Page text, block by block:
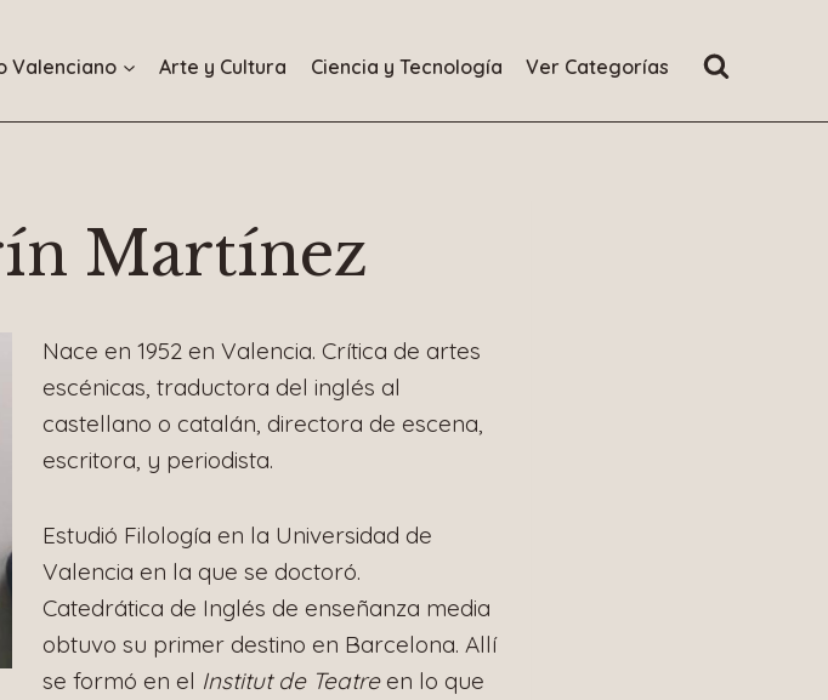
Valenciano Arte y Cultura Ciencia y Tecnología Ver Categorías
Martínez
Nace en 1952 en Valencia. Crítica de artes
escénicas, traductora del inglés al
castellano o catalán, directora de escena,
escritora, y periodista.
Estudió Filología en la Universidad de
Valencia en la que se doctoró.
Catedrática de Inglés de enseñanza media
obtuvo su primer destino en Barcelona. Allí
se formó en el Institut de Teatre en lo que